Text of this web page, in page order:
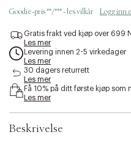
c
s
s
i
b
l
t
.
Goodie-pris **/*** - les vilkår Logg inn
Gratis frakt ved kjøp over 699
Les mer
Levering innen 2-5 virkedager
Les mer
30 dagers returrett
Les mer
Få 10% på ditt første kjøp som
Les mer
Beskrivelse